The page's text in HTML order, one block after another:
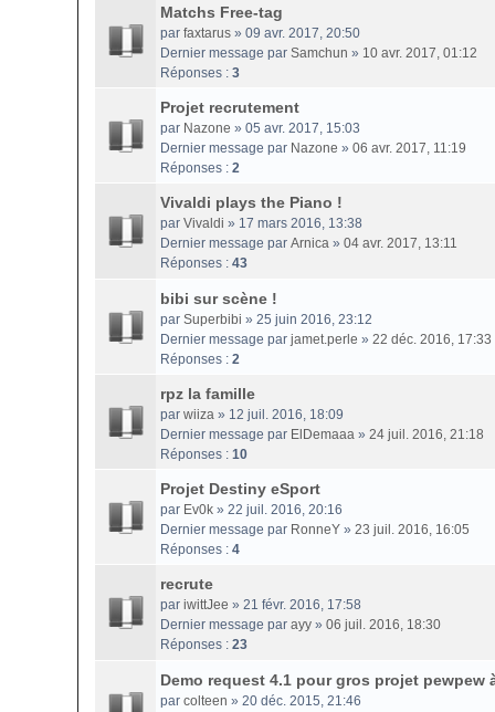
Matchs Free-tag
par faxtarus » 09 avr. 2017, 20:50
Dernier message par Samchun » 10 avr. 2017, 01:12
Réponses : 3
Projet recrutement
par Nazone » 05 avr. 2017, 15:03
Dernier message par Nazone » 06 avr. 2017, 11:19
Réponses : 2
Vivaldi plays the Piano !
par Vivaldi » 17 mars 2016, 13:38
Dernier message par Arnica » 04 avr. 2017, 13:11
Réponses : 43
bibi sur scène !
par Superbibi » 25 juin 2016, 23:12
Dernier message par jamet.perle » 22 déc. 2016, 17:33
Réponses : 2
rpz la famille
par wiiza » 12 juil. 2016, 18:09
Dernier message par ElDemaaa » 24 juil. 2016, 21:18
Réponses : 10
Projet Destiny eSport
par Ev0k » 22 juil. 2016, 20:16
Dernier message par RonneY » 23 juil. 2016, 16:05
Réponses : 4
recrute
par iwittJee » 21 févr. 2016, 17:58
Dernier message par ayy » 06 juil. 2016, 18:30
Réponses : 23
Demo request 4.1 pour gros projet pewpew
par colteen » 20 déc. 2015, 21:46